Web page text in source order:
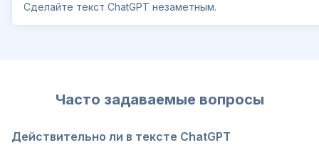
Сделайте текст ChatGPT незаметным.
Часто задаваемые вопросы
Действительно ли в тексте ChatGPT